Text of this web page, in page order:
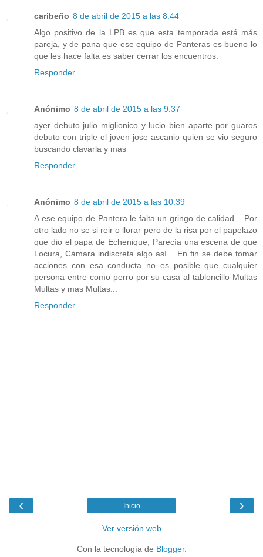
caribeño 8 de abril de 2015 a las 8:44
Algo positivo de la LPB es que esta temporada está más
pareja, y de pana que ese equipo de Panteras es bueno lo
que les hace falta es saber cerrar los encuentros.
Responder
Anónimo 8 de abril de 2015 a las 9:37
ayer debuto julio miglionico y lucio bien aparte por guaros
debuto con triple el joven jose ascanio quien se vio seguro
buscando clavarla y mas
Responder
Anónimo 8 de abril de 2015 a las 10:39
A ese equipo de Pantera le falta un gringo de calidad... Por
otro lado no se si reir o llorar pero de la risa por el papelazo
que dio el papa de Echenique, Parecía una escena de que
Locura, Cámara indiscreta algo así... En fin se debe tomar
acciones con esa conducta no es posible que cualquier
persona entre como perro por su casa al tabloncillo Multas
Multas y mas Multas...
Responder
‹ ›
Inicio
Ver versión web
Con la tecnología de Blogger.